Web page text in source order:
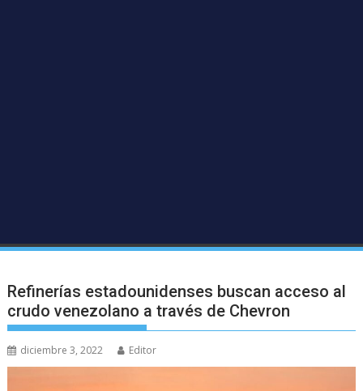
Refinerías estadounidenses buscan acceso al
crudo venezolano a través de Chevron
diciembre 3, 2022 Editor